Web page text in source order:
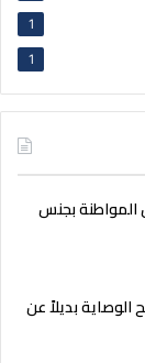
1
1
المواطنة بجنس
الوصاية بديلاً عن